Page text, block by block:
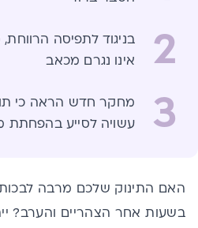
2
בניגוד לתפיסה
אינו נגרם מכאב
3
מחקר חדש הראה כי
עשויה לסייע בהפחתת
האם התינוק שלכם מרבה
בשעות אחר הצהריים והערב?